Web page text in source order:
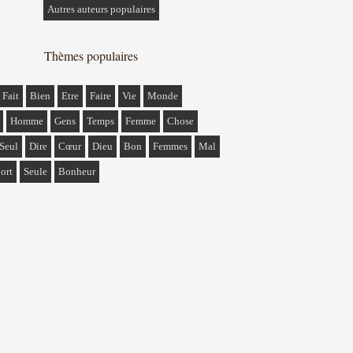
Autres auteurs populaires
Thèmes populaires
Fait Bien Etre Faire Vie Monde
Homme Gens Temps Femme Chose
Seul Dire Cœur Dieu Bon Femmes Mal
Seule Bonheur